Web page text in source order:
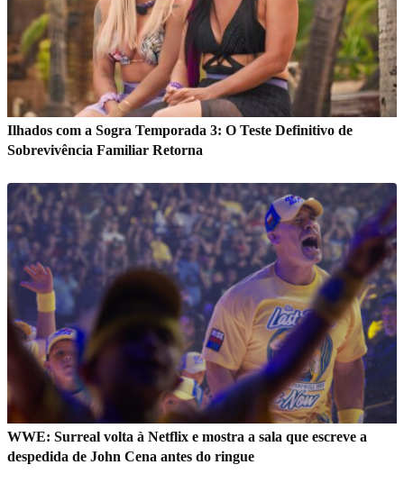
Ilhados com a Sogra Temporada 3: O Teste Definitivo de
Sobrevivência Familiar Retorna
WWE: Surreal volta à Netflix e mostra a sala que escreve a
despedida de John Cena antes do ringue